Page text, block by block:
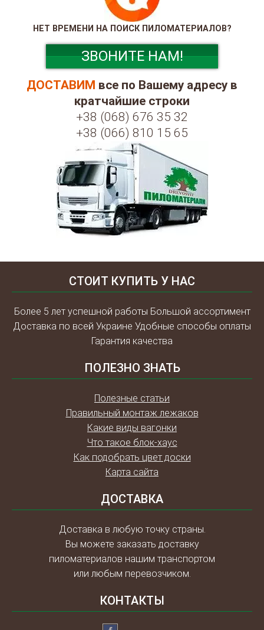
НЕТ ВРЕМЕНИ НА ПОИСК ПИЛОМАТЕРИАЛОВ?
ЗВОНИТЕ НАМ!
ДОСТАВИМ все по Вашему адресу в
кратчайшие строки
+38 (068) 676 35 32
+38 (066) 810 15 65
СТОИТ КУПИТЬ У НАС
Более 5 лет успешной работы Большой ассортимент
Доставка по всей Украине Удобные способы оплаты
Гарантия качества
ПОЛЕЗНО ЗНАТЬ
Полезные статьи
Правильный монтаж лежаков
Какие виды вагонки
Что такое блок-хаус
Как подобрать цвет доски
Карта сайта
ДОСТАВКА
Доставка в любую точку страны.
Вы можете заказать доставку
пиломатериалов нашим транспортом
или любым перевозчиком.
КОНТАКТЫ